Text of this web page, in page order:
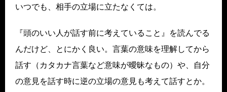
いつでも、相手の立場に立たなくては。
『頭のいい人が話す前に考えていること』を読んでる
んだけど、とにかく良い。言葉の意味を理解してから
話す（カタカナ言葉など意味が曖昧なもの）や、自分
の意見を話す時に逆の立場の意見も考えて話すとか。